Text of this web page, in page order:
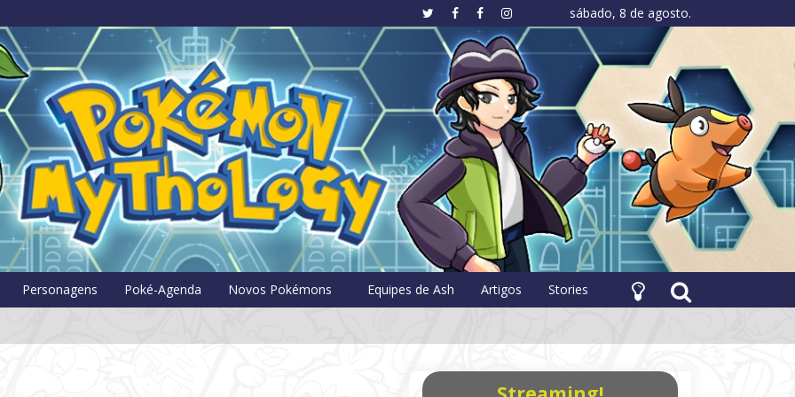
sábado, 8 de agosto.
Pokémon Mythology
Personagens Poké-Agenda Novos Pokémons Equipes de Ash Artigos Stories